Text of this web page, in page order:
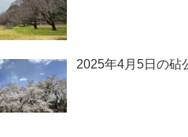
2025年4月5日の砧